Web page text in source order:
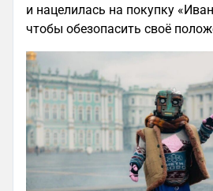
и нацелилась на покупку
чтобы обезопасить своё